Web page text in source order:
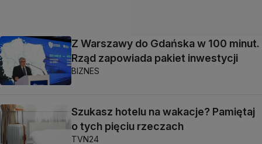
Z Warszawy do Gdańska w 100 minut.
Rząd zapowiada pakiet inwestycji
BIZNES
Szukasz hotelu na wakacje? Pamiętaj
o tych pięciu rzeczach
TVN24